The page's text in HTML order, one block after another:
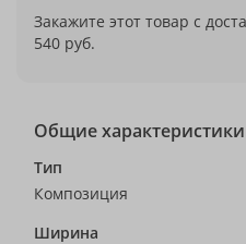
Закажите этот товар с
540 руб.
Общие характеристики
Тип
Композиция
Ширина